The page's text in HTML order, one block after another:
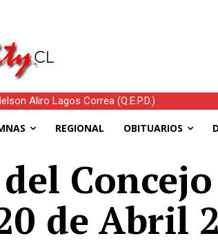
su recuperación tras el temporal:
REGIONAL OBITUARIOS
de Abril